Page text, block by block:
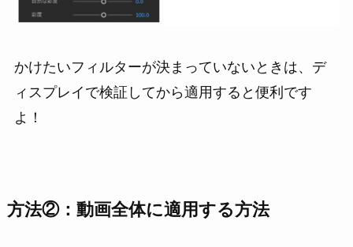
かけたいフィルターが決まっていないときは、デ
ィスプレイで検証してから適用すると便利です
よ！
方法②：動画全体に適用する方法